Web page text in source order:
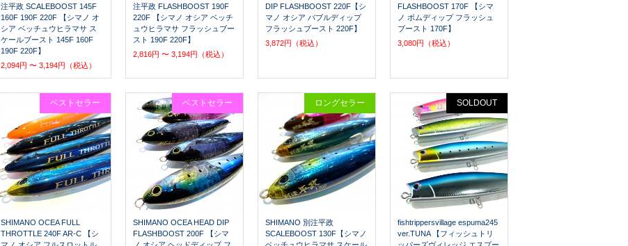
注平政 SCALEBOOST 145F
160F 190F 220F 【シマノ オ
シア ベッチュウヒラマサ ス
ケールブースト 145F 160F
190F 220F】
2,094円 〜 3,194円（税込）
注平政 FLASHBOOST 190F
220F 【シマノ オシア ベッチ
ュウヒラマサ フラッシュブー
スト 190F 220F】
2,816円 〜 3,194円（税込）
DIP FLASHBOOST 220F【シ
マノ オシア バブルディップ
フラッシュブースト 220F】
3,872円（税込）
FLASHBOOST 170F 【シマ
ノ ボムディップ フラッシュ
ブースト 170F】
3,080円（税込）
SHIMANO OCEA FULL
THROTTLE 240F AR-C 【シ
ベストセラー
SHIMANO OCEA HEAD DIP
FLASHBOOST 200F 【シマ
ベストセラー
SHIMANO 別注平政
SCALEBOOST 130F【シマノ
ロングセラー
fishtrippersvillage espuma245
ver.TUNA 【フィッシュトリ
SOLDOUT